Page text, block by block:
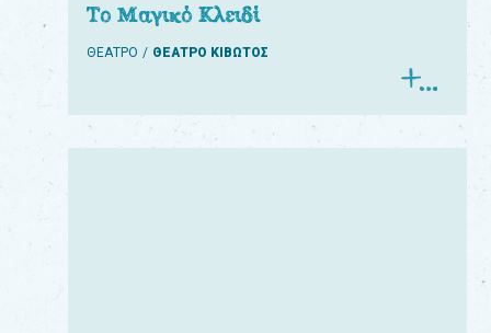
Το Μαγικό Κλειδί
ΘΕΑΤΡΟ ΘΕΑΤΡΟ ΚΙΒΩΤΟΣ